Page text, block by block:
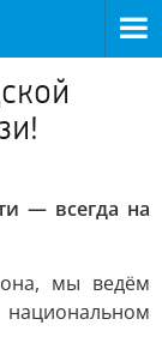
— всегда на
мы ведём